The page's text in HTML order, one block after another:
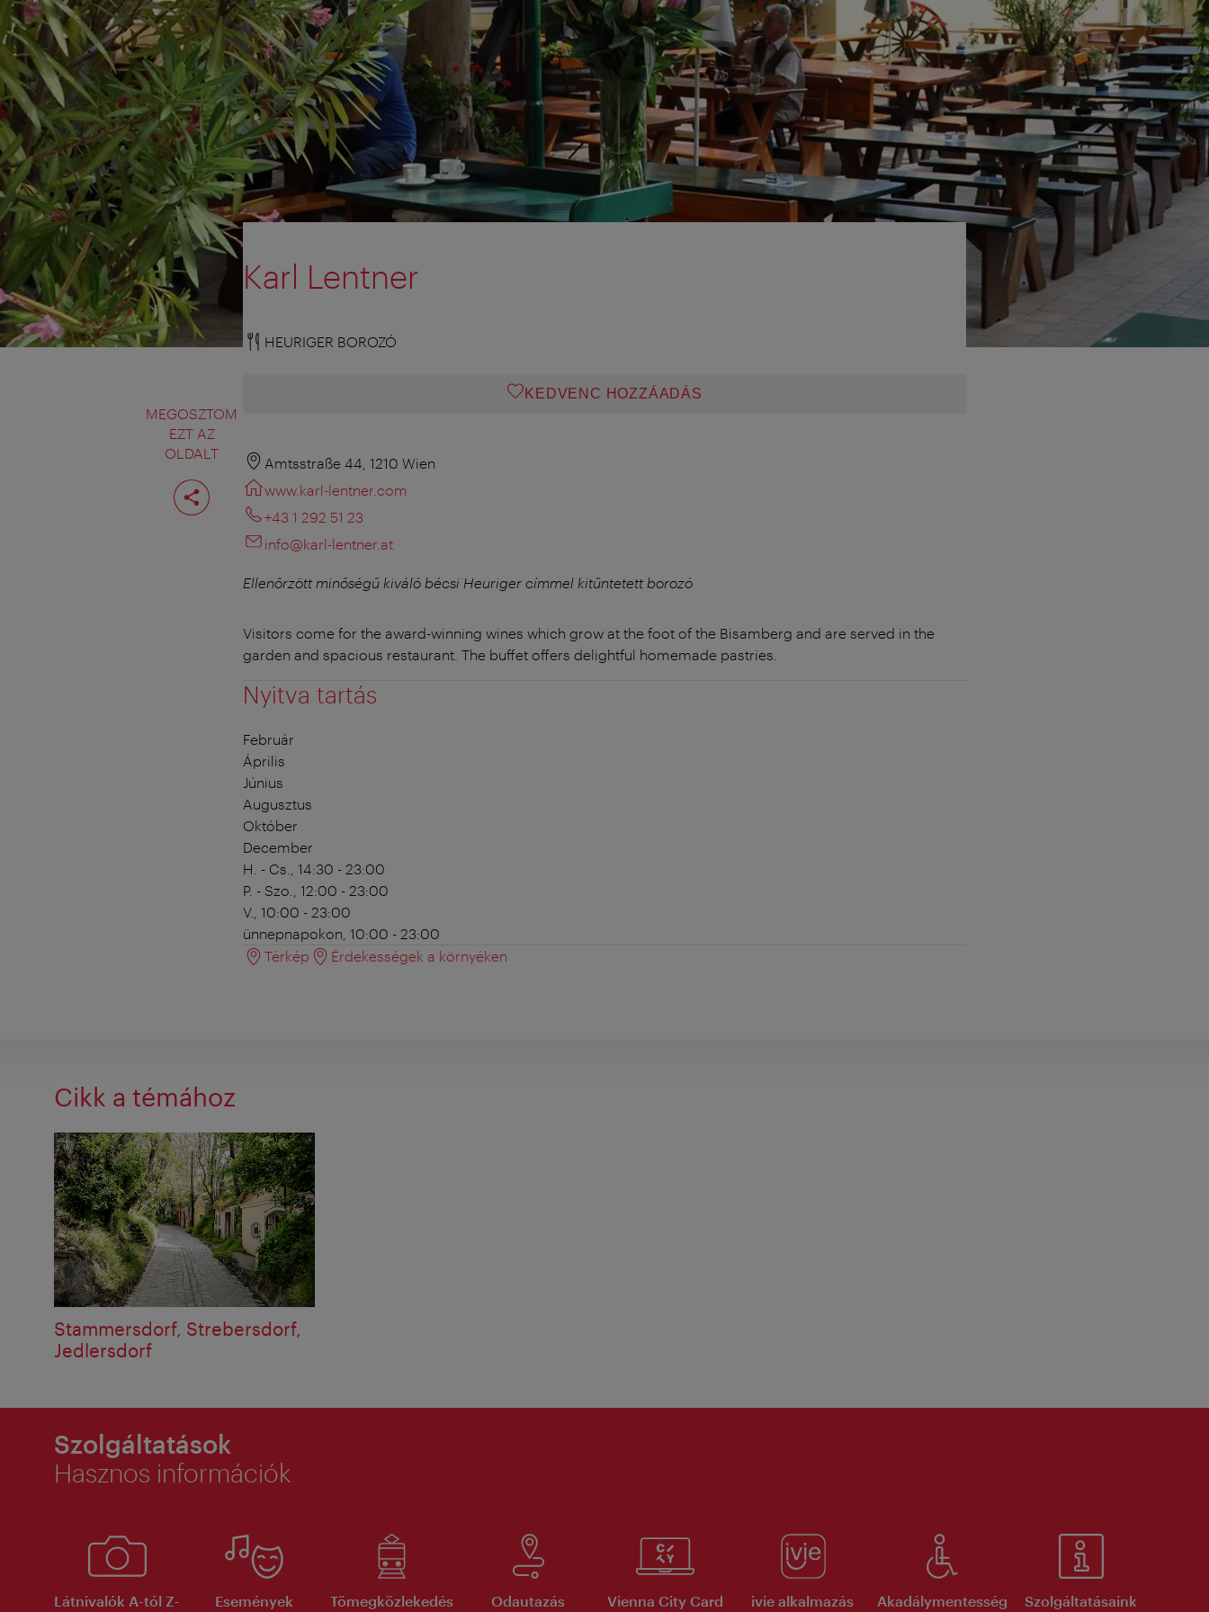
MEGOSZTOM
EZT AZ
OLDALT
Oldal
megosztása
Karl Lentner
HEURIGER BOROZÓ
KEDVENC HOZZÁADÁS
Amtsstraße 44, 1210 Wien
www.karl-lentner.com
+43 1 292 51 23
info@karl-lentner.at
Ellenőrzött minőségű kiváló bécsi Heuriger címmel kitűntetett borozó
Visitors come for the award-winning wines which grow at the foot of the Bisamberg and are served in the
garden and spacious restaurant. The buffet offers delightful homemade pastries.
Nyitva tartás
Február
Április
Június
Augusztus
Október
December
H. - Cs., 14:30 - 23:00
P. - Szo., 12:00 - 23:00
V., 10:00 - 23:00
ünnepnapokon, 10:00 - 23:00
Térkép
Érdekességek a környéken
Cikk a témához
Stammersdorf, Strebersdorf,
Jedlersdorf
Szolgáltatások
Hasznos információk
Látnivalók A-tól Z-
Események
Tömegközlekedés
Odautazás Vienna City Card ivie alkalmazás Akadálymentesség Szolgáltatásaink